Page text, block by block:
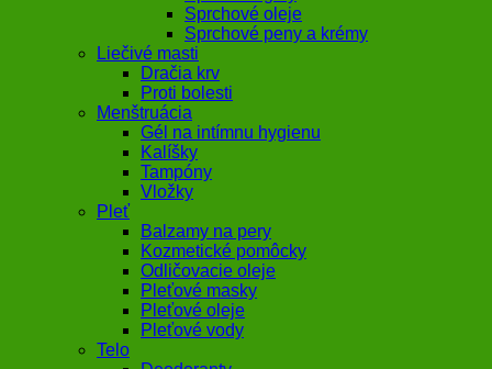
Sprchové oleje
Sprchové peny a krémy
Liečivé masti
Dračia krv
Proti bolesti
Menštruácia
Gél na intímnu hygienu
Kalíšky
Tampóny
Vložky
Pleť
Balzamy na pery
Kozmetické pomôcky
Odličovacie oleje
Pleťové masky
Pleťové oleje
Pleťové vody
Telo